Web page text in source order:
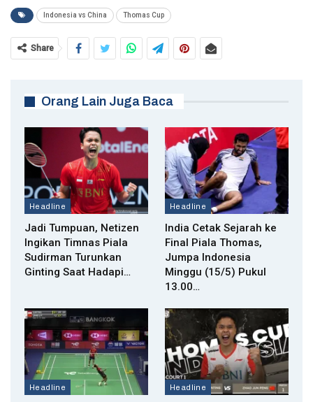
Indonesia vs China Thomas Cup
Share
Orang Lain Juga Baca
Headline
Jadi Tumpuan, Netizen
Ingikan Timnas Piala
Sudirman Turunkan
Ginting Saat Hadapi…
Headline
India Cetak Sejarah ke
Final Piala Thomas,
Jumpa Indonesia
Minggu (15/5) Pukul
13.00…
Headline Headline